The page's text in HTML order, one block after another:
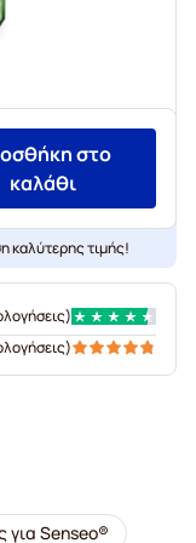
στο
καλάθι
καλύτερης τιμής!
)
)
για Senseo®